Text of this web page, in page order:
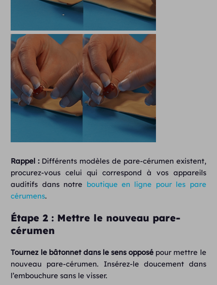
Rappel :Différents modèles de pare-cérumen existent,
procurez-vous celui qui correspond à vos appareils
auditifs dans notre boutique en ligne pour les pare
cérumens.
Étape 2 : Mettre le nouveau pare-
cérumen
Tournez le bâtonnet dans le sens opposé pour mettre le
nouveau pare-cérumen. Insérez-le doucement dans
l’embouchure sans le visser.